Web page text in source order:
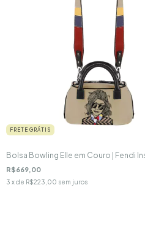
FRETE GRÁTIS
Bolsa Bowling Elle em Couro | Fendi
R$669,00
3 x de R$223,00 sem juros